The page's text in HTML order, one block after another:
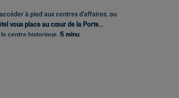
à pied aux centres d’affaires, ou
vous place au cœur de la Porte
centre historique, 5 minu